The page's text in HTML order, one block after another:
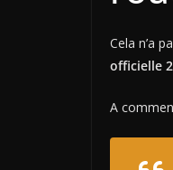
Cela n’a
officielle
A